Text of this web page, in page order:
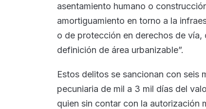
asentamiento humano o
amortiguamiento en torno a la
o de protección en derechos de
definición de área urbanizable”.
Estos delitos se sancionan con seis
pecuniaria de mil a 3 mil días del
quien sin contar con la autorización